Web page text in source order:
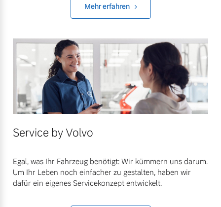
Mehr erfahren
Service by Volvo
Egal, was Ihr Fahrzeug benötigt: Wir kümmern uns darum.
Um Ihr Leben noch einfacher zu gestalten, haben wir
dafür ein eigenes Servicekonzept entwickelt.